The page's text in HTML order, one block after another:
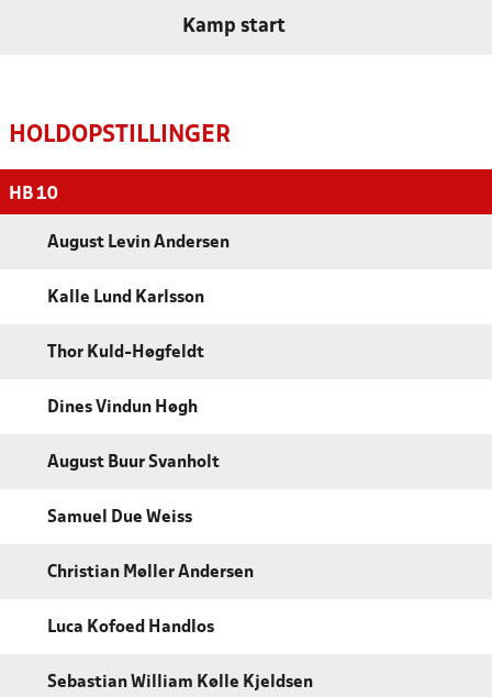
Kamp start
HOLDOPSTILLINGER
HB 10
August Levin Andersen
Kalle Lund Karlsson
Thor Kuld-Høgfeldt
Dines Vindun Høgh
August Buur Svanholt
Samuel Due Weiss
Christian Møller Andersen
Luca Kofoed Handlos
Sebastian William Kølle Kjeldsen